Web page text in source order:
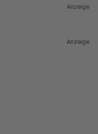
Anzeige
Anzeige